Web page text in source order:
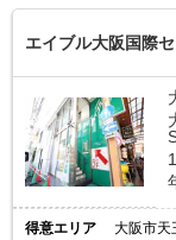
エイブル大阪国際
得意エリア